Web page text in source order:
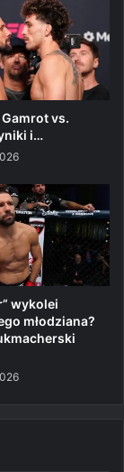
Gamrot vs.
i…
wykolei
młodziana?